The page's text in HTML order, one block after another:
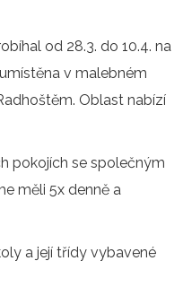
ŠPP
od 28.3. do 10.4. na
v malebném
Oblast nabízí
pokojích se společným
měli 5x denně a
a její třídy vybavené